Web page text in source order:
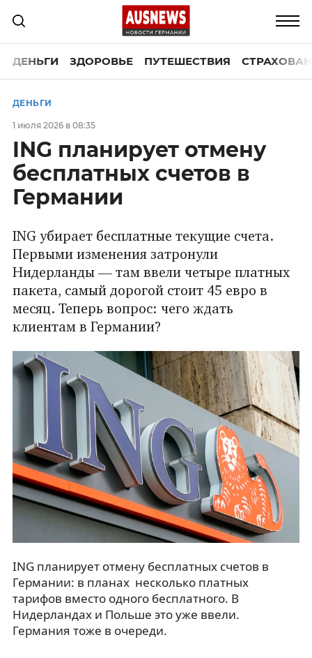
ДЕНЬГИ ЗДОРОВЬЕ ПУТЕШЕСТВИЯ
ДЕНЬГИ
1 июля 2026 в 08:35
ING планирует отмену
бесплатных счетов в
Германии
ING убирает бесплатные текущие счета.
Первыми изменения затронули
Нидерланды — там ввели четыре платных
пакета, самый дорогой стоит 45 евро в
месяц. Теперь вопрос: чего ждать
клиентам в Германии?
ING планирует отмену бесплатных счетов в
Германии: в планах несколько платных
тарифов вместо одного бесплатного. В
Нидерландах и Польше это уже ввели.
Германия тоже в очереди.